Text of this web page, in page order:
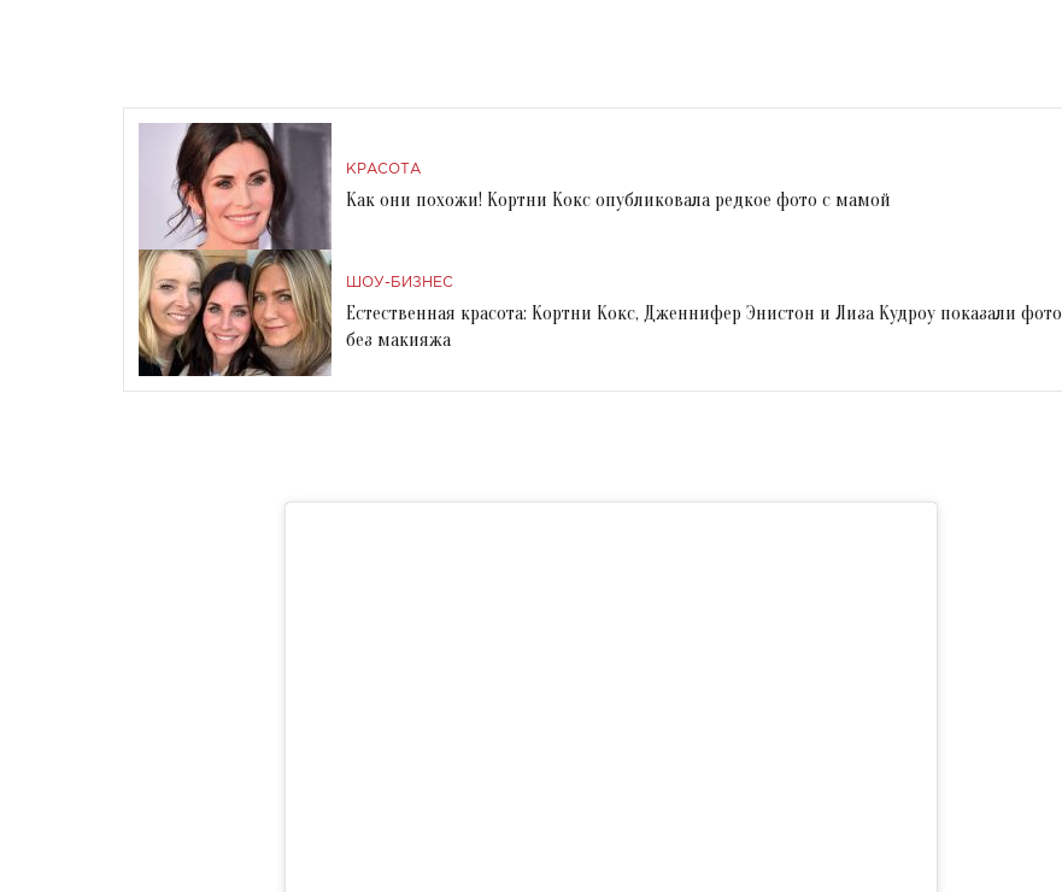
КРАСОТА
Как они похожи! Кортни Кокс опубликовала редкое фото с мамой
ШОУ-БИЗНЕС
Естественная красота: Кортни Кокс, Дженнифер Энистон и Лиза Кудроу показали фото
без макияжа